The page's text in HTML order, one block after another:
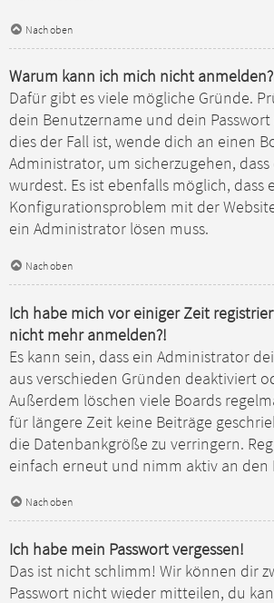
Nach oben
Warum kann ich mich nicht anmelden?
Dafür gibt es viele mögliche Gründe.
dein Benutzername und dein
dies der Fall ist, wende dich an einen
Administrator, um sicherzugehen,
wurdest. Es ist ebenfalls möglich, dass
Konfigurationsproblem mit der
ein Administrator lösen muss.
Nach oben
Ich habe mich vor einiger Zeit
nicht mehr anmelden?!
Es kann sein, dass ein Administrator
aus verschieden Gründen deaktiviert
Außerdem löschen viele Boards
für längere Zeit keine Beiträge
die Datenbankgröße zu verringern.
einfach erneut und nimm aktiv an den
Nach oben
Ich habe mein Passwort vergessen!
Das ist nicht schlimm! Wir können dir
Passwort nicht wieder mitteilen, du